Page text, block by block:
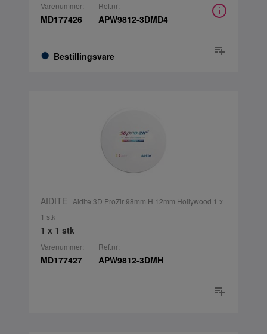
Varenummer:
MD177426
Bestillingsvare
Ref.nr:
APW9812-3DMD4
AIDITE | Aidite 3D ProZir 98mm H 12mm Hollywood 1 x
1 stk
1 x 1 stk
Varenummer:
MD177427
Ref.nr:
APW9812-3DMH